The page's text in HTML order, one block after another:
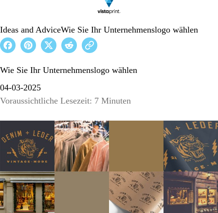
Ideas and AdviceWie Sie Ihr Unternehmenslogo wählen
Wie Sie Ihr Unternehmenslogo wählen
04-03-2025
Voraussichtliche Lesezeit: 7 Minuten